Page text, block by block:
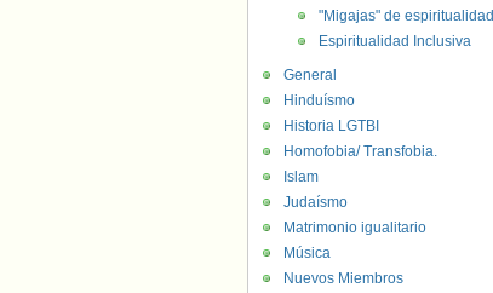
"Migajas" de espiritualidad
Espiritualidad Inclusiva
General
Hinduísmo
Historia LGTBI
Homofobia/ Transfobia.
Islam
Judaísmo
Matrimonio igualitario
Música
Nuevos Miembros